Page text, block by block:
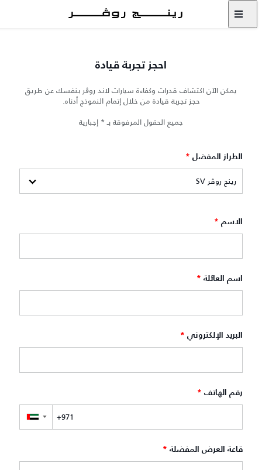
احجز تجربة قيادة
يمكن الآن اكتشاف قدرات وكفاءة سيارات لاند روڨر بنفسك عن طريق
حجز تجربة قيادة من خلال إتمام النموذج أدناه.
جميع الحقول المرفوقة بـ * إجبارية
الطراز المفضل *
الاسم *
اسم العائلة *
البريد الإلكتروني *
رقم الهاتف *
▼
قاعة العرض المفضلة *